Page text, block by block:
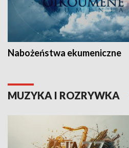
Nabożeństwa ekumeniczne
MUZYKA I ROZRYWKA